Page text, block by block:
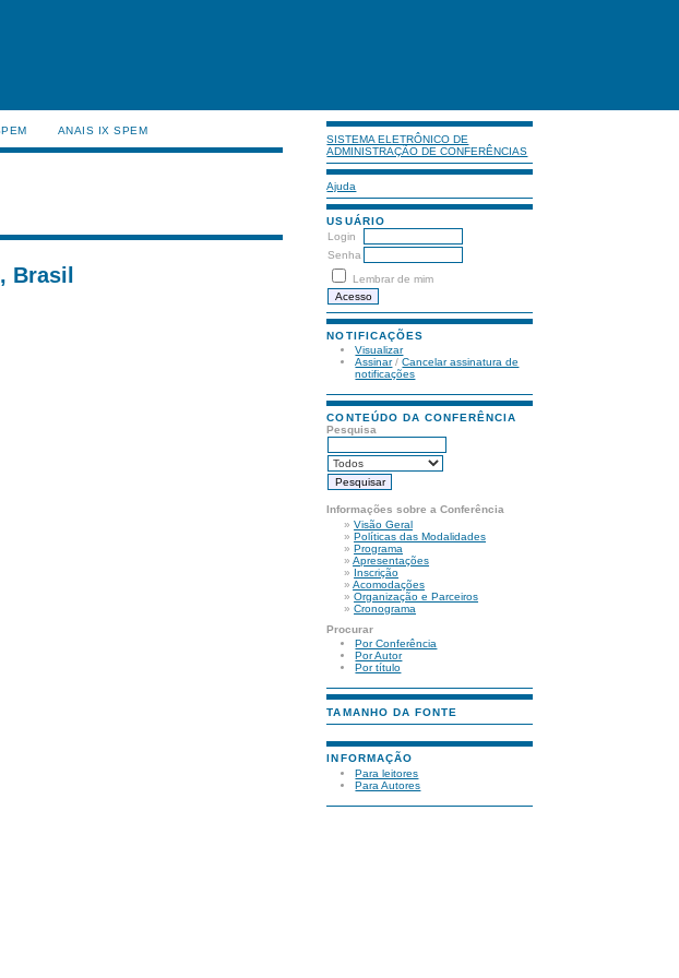
SISTEMA ELETRÔNICO DE
ADMINISTRAÇÃO DE CONFERÊNCIAS
Ajuda
USUÁRIO
Login
Senha
Lembrar de mim
NOTIFICAÇÕES
Visualizar
Assinar/Cancelar assinatura de
notificações
CONTEÚDO DA CONFERÊNCIA
Pesquisa
Informações sobre a Conferência
»Visão Geral
»Políticas das Modalidades
»Programa
»Apresentações
» Inscrição
»Acomodações
»Organização e Parceiros
»Cronograma
Procurar
Por Conferência
Por Autor
Por título
TAMANHO DA FONTE
INFORMAÇÃO
Para leitores
Para Autores
ANAIS IX SPEM
Brasil